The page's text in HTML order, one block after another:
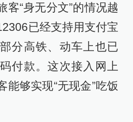
客“身无分文”的情况越
已经支持用支付宝
分高铁、动车上也已
付款。这次接入网上
能够实现“无现金”吃饭